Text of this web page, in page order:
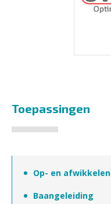
Toepassingen
Op- en afwikkelen
Baangeleiding